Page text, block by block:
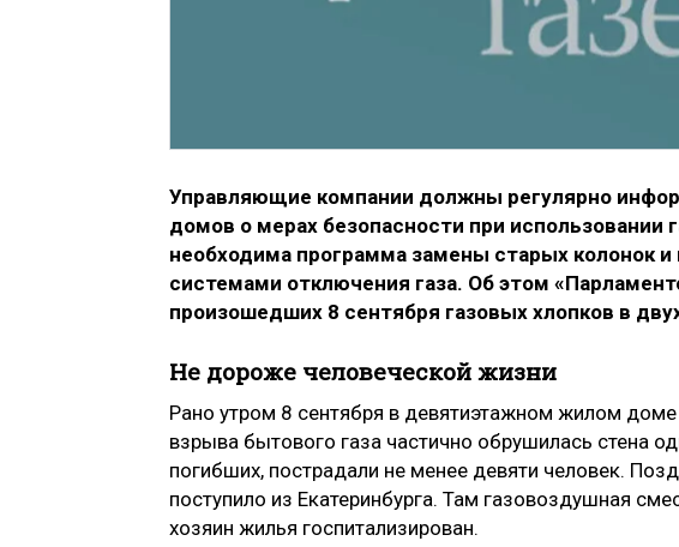
Управляющие компании должны регулярно
домов о мерах безопасности при использовании
необходима программа замены старых колонок и
системами отключения газа. Об этом
произошедших 8 сентября газовых хлопков в
Не дороже человеческой жизни
Рано утром 8 сентября в девятиэтажном жилом
взрыва бытового газа частично обрушилась стена
погибших, пострадали не менее девяти человек.
поступило из Екатеринбурга. Там газовоздушная
хозяин жилья госпитализирован.